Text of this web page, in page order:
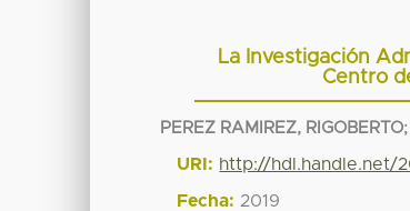
La Investigación
Centro
PEREZ RAMIREZ, RIGOBERTO;
URI: http://hdl.handle.net/
Fecha: 2019